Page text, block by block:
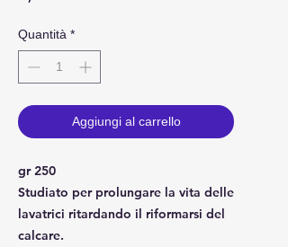
Quantità *
Aggiungi al carrello
gr 250
Studiato per prolungare la vita delle
lavatrici ritardando il riformarsi del
calcare.